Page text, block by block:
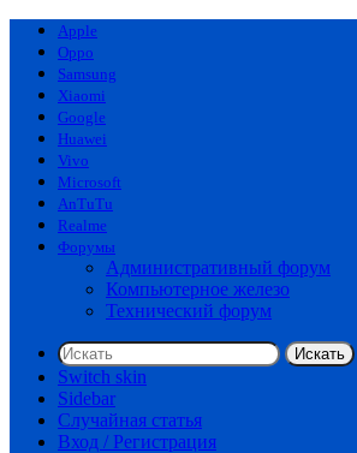
Apple
Oppo
Samsung
Xiaomi
Google
Huawei
Vivo
Microsoft
AnTuTu
Realme
Форумы
Административный форум
Компьютерное железо
Технический форум
Искать
Switch skin
Sidebar
Случайная статья
Вход / Регистрация